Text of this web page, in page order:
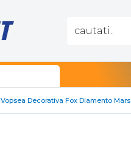
Vopsea Decorativa Fox Diamento Mars